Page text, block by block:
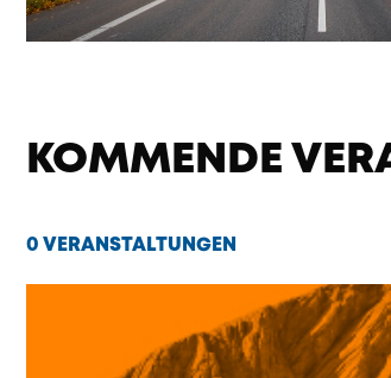
KOMMENDE
0 VERANSTALTUNGEN